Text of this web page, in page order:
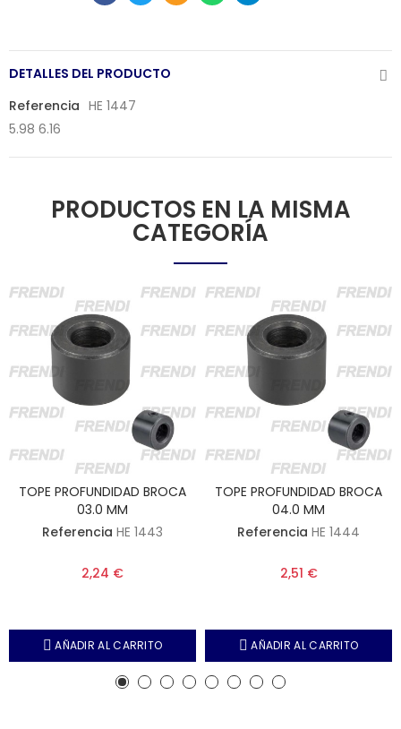
DETALLES DEL PRODUCTO
Referencia HE 1447
5.98 6.16
PRODUCTOS EN LA MISMA
CATEGORÍA
TOPE PROFUNDIDAD BROCA
03.0 MM
Referencia HE 1443
2,24 €
AÑADIR AL CARRITO
TOPE PROFUNDIDAD BROCA
04.0 MM
Referencia HE 1444
2,51 €
AÑADIR AL CARRITO